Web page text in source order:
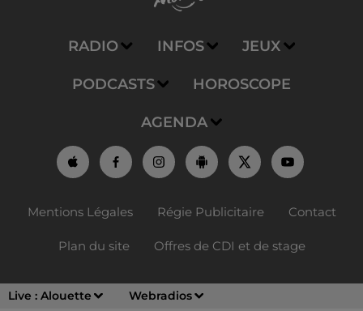
Live : Alouette Webradios
RADIO INFOS JEUX
PODCASTS HOROSCOPE
AGENDA
Mentions Légales Régie Publicitaire Contact
Plan du site Offres de CDI et de stage